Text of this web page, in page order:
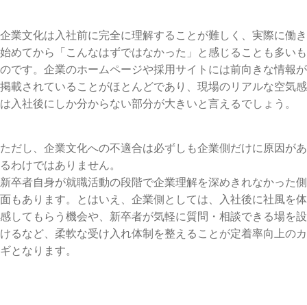
企業文化は入社前に完全に理解することが難しく、実際に働き
始めてから「こんなはずではなかった」と感じることも多いも
のです。企業のホームページや採用サイトには前向きな情報が
掲載されていることがほとんどであり、現場のリアルな空気感
は入社後にしか分からない部分が大きいと言えるでしょう。
ただし、企業文化への不適合は必ずしも企業側だけに原因があ
るわけではありません。
新卒者自身が就職活動の段階で企業理解を深めきれなかった側
面もあります。とはいえ、企業側としては、入社後に社風を体
感してもらう機会や、新卒者が気軽に質問・相談できる場を設
けるなど、柔軟な受け入れ体制を整えることが定着率向上のカ
ギとなります。